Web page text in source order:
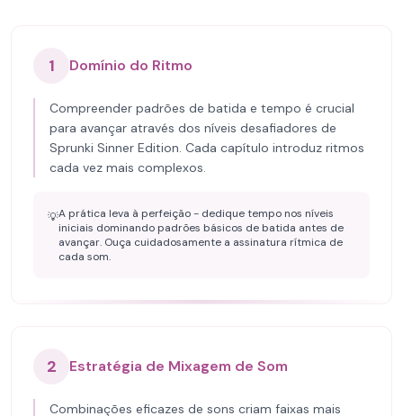
1 Domínio do Ritmo
Compreender padrões de batida e tempo é crucial
para avançar através dos níveis desafiadores de
Sprunki Sinner Edition. Cada capítulo introduz ritmos
cada vez mais complexos.
💡A prática leva à perfeição - dedique tempo nos níveis
iniciais dominando padrões básicos de batida antes de
avançar. Ouça cuidadosamente a assinatura rítmica de
cada som.
2 Estratégia de Mixagem de Som
Combinações eficazes de sons criam faixas mais